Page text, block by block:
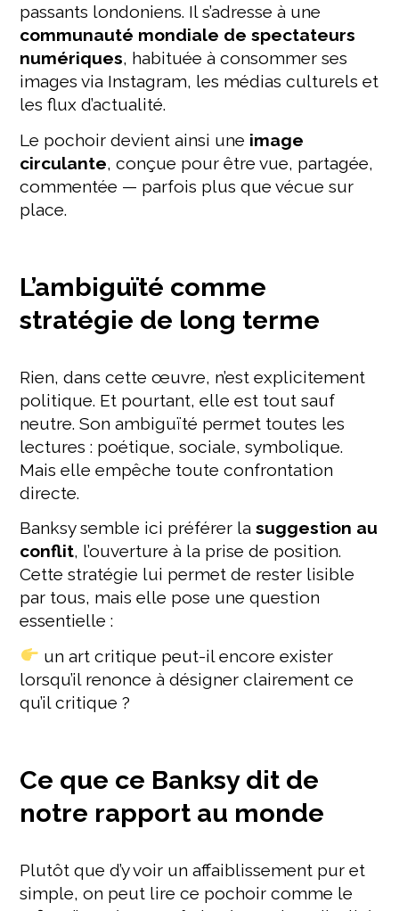
passants londoniens. Il s’adresse à une
communauté mondiale de spectateurs
numériques, habituée à consommer ses
images via Instagram, les médias culturels et
les flux d’actualité.
Le pochoir devient ainsi une image
circulante, conçue pour être vue, partagée,
commentée — parfois plus que vécue sur
place.
L’ambiguïté comme
stratégie de long terme
Rien, dans cette œuvre, n’est explicitement
politique. Et pourtant, elle est tout sauf
neutre. Son ambiguïté permet toutes les
lectures : poétique, sociale, symbolique.
Mais elle empêche toute confrontation
directe.
Banksy semble ici préférer lasuggestion au
conflit, l’ouverture à la prise de position.
Cette stratégie lui permet de rester lisible
par tous, mais elle pose une question
essentielle :
un art critique peut-il encore exister
lorsqu’il renonce à désigner clairement ce
qu’il critique ?
Ce que ce Banksy dit de
notre rapport au monde
Plutôt que d’y voir un affaiblissement pur et
simple, on peut lire ce pochoir comme le